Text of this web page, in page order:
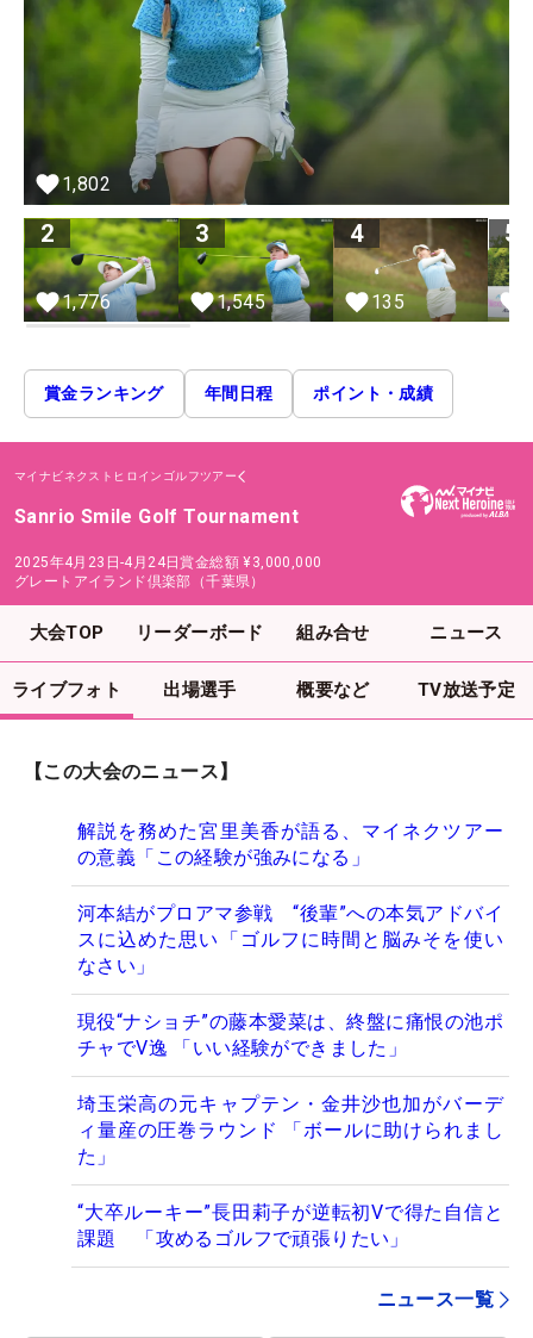
1,802
2
1,776
3
1,545
4
135
5
賞金ランキング 年間日程 ポイント・成績
マイナビネクストヒロインゴルフツアー
Sanrio Smile Golf Tournament
2025年4月23日-4月24日賞金総額 ¥3,000,000
グレートアイランド倶楽部（千葉県）
大会TOP リーダーボード 組み合せ ニュース
ライブフォト 出場選手 概要など TV放送予定
【この大会のニュース】
解説を務めた宮里美香が語る、マイネクツアー
の意義「この経験が強みになる」
河本結がプロアマ参戦 “後輩”への本気アドバイ
スに込めた思い「ゴルフに時間と脳みそを使い
なさい」
現役“ナショチ”の藤本愛菜は、終盤に痛恨の池ポ
チャでV逸 「いい経験ができました」
埼玉栄高の元キャプテン・金井沙也加がバーデ
ィ量産の圧巻ラウンド 「ボールに助けられまし
た」
“大卒ルーキー”長田莉子が逆転初Vで得た自信と
課題 「攻めるゴルフで頑張りたい」
ニュース一覧